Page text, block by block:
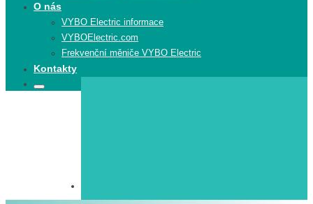
O nás
VYBO Electric informace
VYBOElectric.com
Frekvenční měniče VYBO Electric
Kontakty
Search
Search